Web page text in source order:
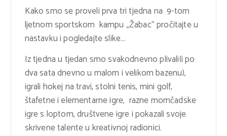
Kako smo se proveli prva tri tjedna na 9-tom
ljetnom sportskom kampu „Žabac“ pročitajte u
nastavku i pogledajte slike…
Iz tjedna u tjedan smo svakodnevno plivali(i po
dva sata dnevno u malom i velikom bazenu),
igrali hokej na travi, stolni tenis, mini golf,
štafetne i elementarne igre, razne momčadske
igre s loptom, društvene igre i pokazali svoje
skrivene talente u kreativnoj radionici.